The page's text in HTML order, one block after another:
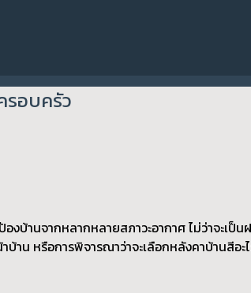
รอบครัว
บ้านจากหลากหลายสภาวะอากาศ ไม่ว่าจะเ
าน หรือการพิจารณาว่าจะเลือกหลังคาบ้านสี